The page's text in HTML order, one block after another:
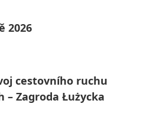
2026
cestovního ruchu
– Zagroda Łużycka